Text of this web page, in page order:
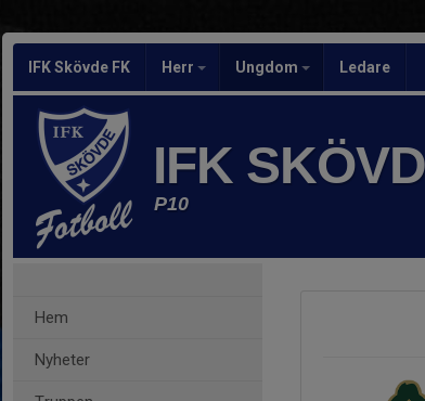
IFK Skövde FK Herr Ungdom Ledare
IFK
P10
Hem
Nyheter